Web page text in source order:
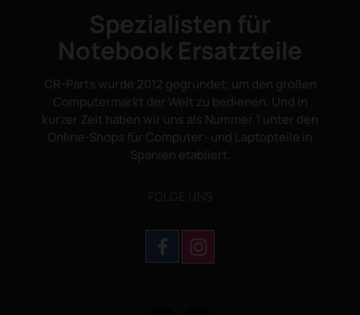
Spezialisten für
Notebook Ersatzteile
CR-Parts wurde 2012 gegründet, um den großen
Computermarkt der Welt zu bedienen. Und in
kurzer Zeit haben wir uns als Nummer 1 unter den
Online-Shops für Computer- und Laptopteile in
Spanien etabliert.